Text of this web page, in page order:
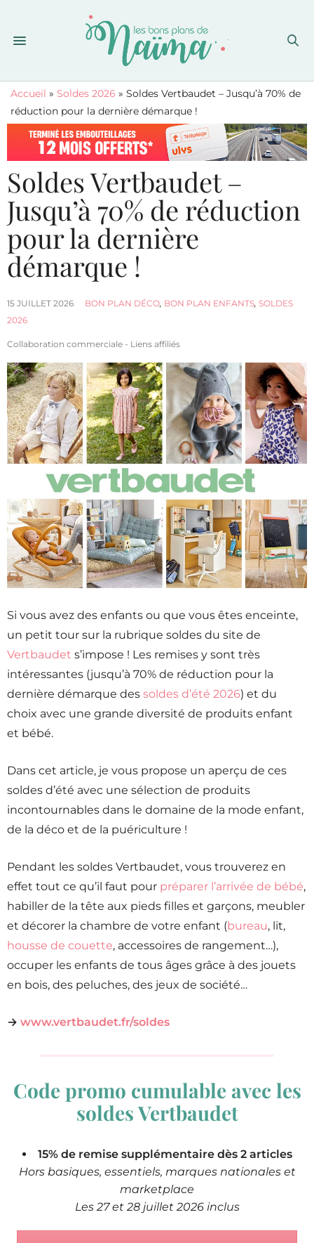
Accueil » Soldes 2026 » Soldes Vertbaudet – Jusqu’à 70% de
réduction pour la dernière démarque !
Soldes Vertbaudet –
Jusqu’à 70% de réduction
pour la dernière
démarque !
15 JUILLET 2026 BON PLAN DÉCO, BON PLAN ENFANTS, SOLDES
2026
Collaboration commerciale - Liens affiliés
Si vous avez des enfants ou que vous êtes enceinte,
un petit tour sur la rubrique soldes du site de
Vertbaudet s’impose ! Les remises y sont très
intéressantes (jusqu’à 70% de réduction pour la
dernière démarque des soldes d’été 2026) et du
choix avec une grande diversité de produits enfant
et bébé.
Dans cet article, je vous propose un aperçu de ces
soldes d’été avec une sélection de produits
incontournables dans le domaine de la mode enfant,
de la déco et de la puériculture !
Pendant les soldes Vertbaudet, vous trouverez en
effet tout ce qu’il faut pour préparer l’arrivée de bébé,
habiller de la tête aux pieds filles et garçons, meubler
et décorer la chambre de votre enfant (bureau, lit,
housse de couette, accessoires de rangement…),
occuper les enfants de tous âges grâce à des jouets
en bois, des peluches, des jeux de société…
→ www.vertbaudet.fr/soldes
Code promo cumulable avec les
soldes Vertbaudet
15% de remise supplémentaire dès 2 articles
Hors basiques, essentiels, marques nationales et
marketplace
Les 27 et 28 juillet 2026 inclus